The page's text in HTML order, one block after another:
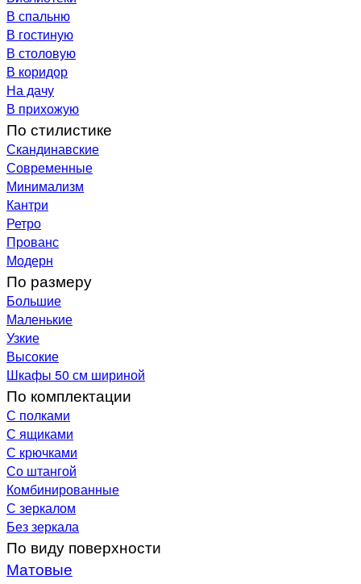
В спальню
В гостиную
В столовую
В коридор
На дачу
В прихожую
По стилистике
Скандинавские
Современные
Минимализм
Кантри
Ретро
Прованс
Модерн
По размеру
Большие
Маленькие
Узкие
Высокие
Шкафы 50 см шириной
По комплектации
С полками
С ящиками
С крючками
Со штангой
Комбинированные
С зеркалом
Без зеркала
По виду поверхности
Матовые